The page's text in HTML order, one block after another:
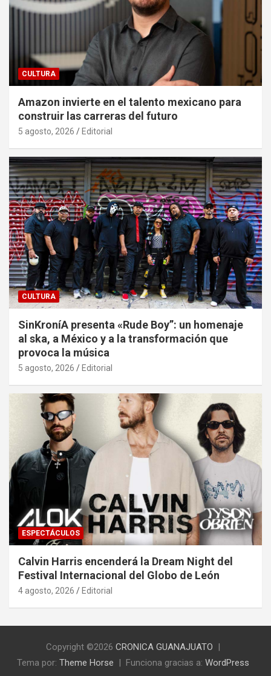
CULTURA
Amazon invierte en el talento mexicano para
construir las carreras del futuro
5 agosto, 2026 Editorial
CULTURA
SinKroníA presenta «Rude Boy”: un homenaje
al ska, a México y a la transformación que
provoca la música
5 agosto, 2026 Editorial
ESPECTÁCULOS
Calvin Harris encenderá la Dream Night del
Festival Internacional del Globo de León
4 agosto, 2026 Editorial
Copyright ©2026 CRONICA GUANAJUATO
Tema por: Theme Horse Funciona gracias a: WordPress